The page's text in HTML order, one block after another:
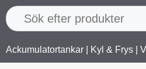
Hoppa
till
innehåll
Ackumulatortankar Kyl & Frys